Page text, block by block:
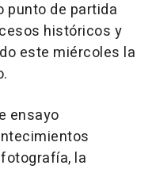
punto de partida
históricos y
este miércoles la
ensayo
la